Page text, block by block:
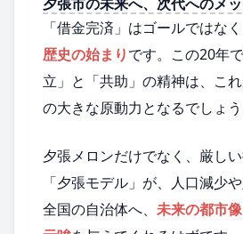
「借金完済」はゴールではなく
歴史の始まりです。この20年
立」と「共助」の精神は、こ
の大きな原動力となるでしょう
夕張メロンだけでなく、厳し
「夕張モデル」が、人口減少
全国の自治体へ、 未来の都市